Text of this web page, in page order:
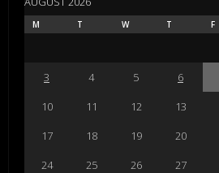
M T W T F
3
4 5 6
10
11 12 13
17
18 19 20
24
25 26 27